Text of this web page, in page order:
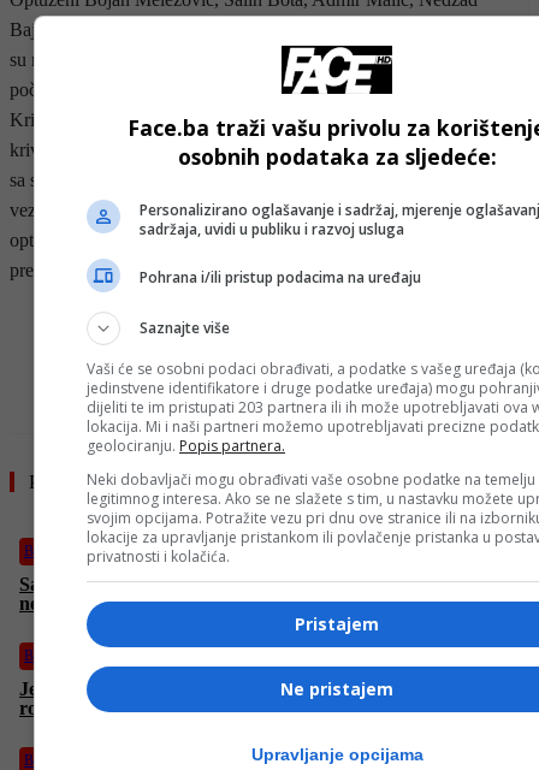
Bajrović, Mithad Vejo i Bojan Raonić oslobođeni su od optužbe da
su radnjama opisanim u oslobađajućem dijelu izreke presude
počinili krivično djelo organizirani kriminal iz člana 342. stav 2.
Krivičnog zakona Federacije Bosne i Hercegovine, u vezi s
krivičnim djelima krivotvorenje isprave iz člana 373. stav 2. u vezi
sa stavom 1. i ovjeravanje neistinitog sadržaja iz člana 375. stav 2. u
vezi sa stavom 1. istog zakona, dok je prema optuženom Raoniću
optužba odbijena u odnosu na radnje opisane u odbijajućem dijelu
presude, saopćeno je iz Suda BiH.
Pročitajte još
BiH
Saučesnici u krivičnom djelu: Hoće li Višković i Stevandić proći
neokrznuti kroz avanturu s Dodikom
BiH
Jedno srce, dva doma: Niz zanimljivih aktivnosti za djecu bez
roditeljskog staranja
BiH
Face.ba traži vašu privolu za
osobnih podataka za sljedeće:
Personalizirano oglašavanje i sadržaj, mjerenje
sadržaja, uvidi u publiku i razvoj usluga
Pohrana i/ili pristup podacima na uređaju
Saznajte više
Vaši će se osobni podaci obrađivati, a podatke s vašeg uređaja
jedinstvene identifikatore i druge podatke uređaja) mogu
dijeliti te im pristupati 203 partnera ili ih može upotrebljavati ova
lokacija. Mi i naši partneri možemo upotrebljavati precizne
geolociranju. Popis partnera.
Neki dobavljači mogu obrađivati vaše osobne podatke na temelju
legitimnog interesa. Ako se ne slažete s tim, u nastavku možete
svojim opcijama. Potražite vezu pri dnu ove stranice ili na
lokacije za upravljanje pristankom ili povlačenje pristanka u
privatnosti i kolačića.
Pristajem
Ne pristajem
Upravljanje opcijama